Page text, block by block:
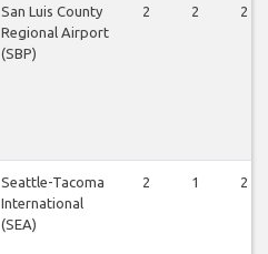
San Luis County
Regional Airport
(SBP)
2 2 2
Seattle-Tacoma
International
(SEA)
2 1 2